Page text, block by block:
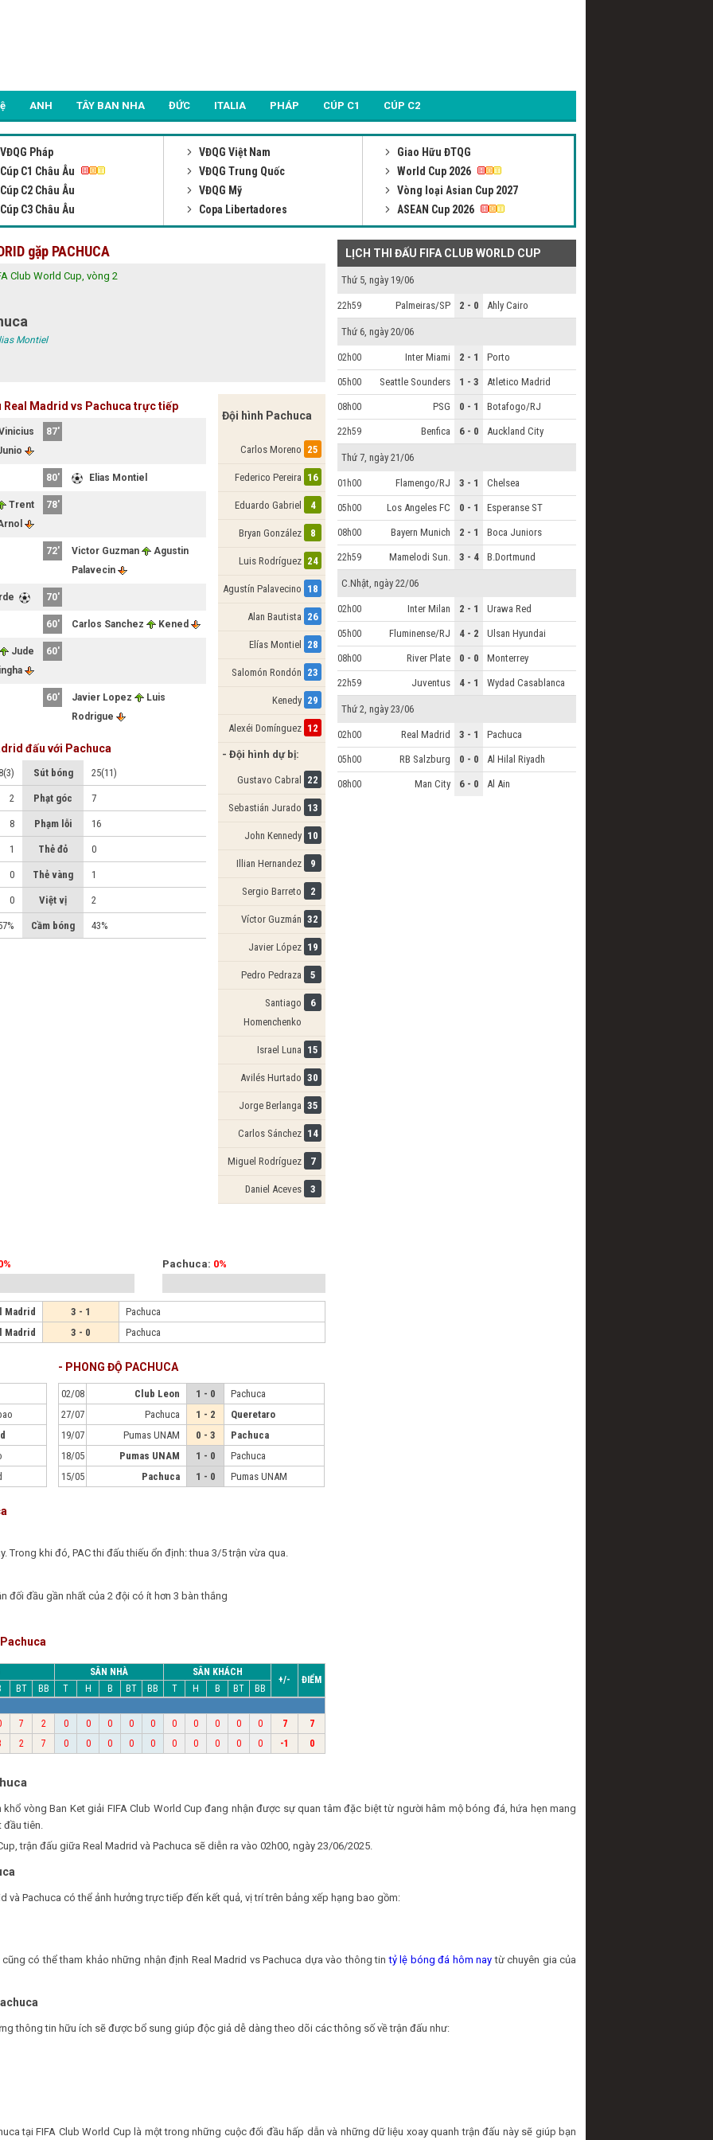
ANH TÂY BAN NHA ĐỨC ITALIA PHÁP CÚP C1 CÚP C2
VĐQG Pháp
Cúp C1 Châu Âu
Cúp C2 Châu Âu
Cúp C3 Châu Âu
VĐQG Việt Nam
VĐQG Trung Quốc
VĐQG Mỹ
Copa Libertadores
Giao Hữu ĐTQG
World Cup 2026
Vòng loại Asian Cup 2027
ASEAN Cup 2026
gặp PACHUCA
Club World Cup, vòng 2
Montiel
Real Madrid vs Pachuca trực tiếp
87'
80' Elias Montiel
Trent
78'
72' Victor Guzman
Agustin
Palavecin
70'
60' Carlos Sanchez Kened
Jude
60'
60' Javier Lopez
Luis
Rodrigue
60'
Garci 45'
45'
45'
Domingue
43'
35'
đấu với Pachuca
Sút bóng 25(11)
2 Phạt góc 7
8 Phạm lỗi 16
1 Thẻ đỏ 0
0 Thẻ vàng 1
0 Việt vị 2
Cầm bóng 43%
Đội hình Pachuca
25
Carlos Moreno
16
Federico Pereira
4
Eduardo Gabriel
8
Bryan González
24
Luis Rodríguez
18
Agustín Palavecino
26
Alan Bautista
28
Elías Montiel
23
Salomón Rondón
29
Kenedy
12
Alexéi Domínguez
- Đội hình dự bị:
22
Gustavo Cabral
13
Sebastián Jurado
10
John Kennedy
9
Illian Hernandez
2
Sergio Barreto
32
Víctor Guzmán
19
Javier López
5
Pedro Pedraza
6
Santiago
Homenchenko
15
Israel Luna
30
Avilés Hurtado
35
Jorge Berlanga
14
Carlos Sánchez
7
Miguel Rodríguez
3
Daniel Aceves
Pachuca: 0%
Madrid 3 - 1
Pachuca
Madrid 3 - 0 Pachuca
- PHONG ĐỘ PACHUCA
02/08 Club Leon 1 - 0
Pachuca
27/07
Pachuca 1 - 2
Queretaro
19/07
Pumas UNAM 0 - 3
Pachuca
18/05
Pumas UNAM 1 - 0
Pachuca
15/05
Pachuca 1 - 0 Pumas UNAM
Trong khi đó, PAC thi đấu thiếu ổn định: thua 3/5 trận vừa qua.
đối đầu gần nhất của 2 đội có ít hơn 3 bàn thắng
SÂN NHÀ SÂN KHÁCH
+/- ĐIỂM
BT BB T H B BT BB T H B BT
BB
7 2 0 0 0 0 0 0 0 0 0 0 7
7
2 7 0 0 0 0 0 0 0 0 0 0 -1 0
LỊCH THI ĐẤU FIFA CLUB WORLD CUP
Thứ 5, ngày 19/06
22h59 Palmeiras/SP 2 - 0 Ahly Cairo
Thứ 6, ngày 20/06
02h00 Inter Miami 2 - 1 Porto
05h00 Seattle Sounders 1 - 3 Atletico Madrid
08h00 PSG 0 - 1 Botafogo/RJ
22h59 Benfica 6 - 0 Auckland City
Thứ 7, ngày 21/06
01h00 Flamengo/RJ 3 - 1 Chelsea
05h00 Los Angeles FC 0 - 1 Esperanse ST
08h00 Bayern Munich 2 - 1 Boca Juniors
22h59 Mamelodi Sun. 3 - 4 B.Dortmund
C.Nhật, ngày 22/06
02h00 Inter Milan 2 - 1 Urawa Red
05h00 Fluminense/RJ 4 - 2 Ulsan Hyundai
08h00 River Plate 0 - 0 Monterrey
22h59 Juventus 4 - 1 Wydad Casablanca
Thứ 2, ngày 23/06
02h00 Real Madrid 3 - 1 Pachuca
05h00 RB Salzburg 0 - 0 Al Hilal Riyadh
08h00 Man City 6 - 0 Al Ain
vòng Ban Ket giải FIFA Club World Cup đang nhận được sự quan tâm đặc biệt từ người hâm mộ bóng đá, hứa hẹn mang
tiên.
trận đấu giữa Real Madrid và Pachuca sẽ diễn ra vào 02h00, ngày 23/06/2025.
và Pachuca có thể ảnh hưởng trực tiếp đến kết quả, vị trí trên bảng xếp hạng bao gồm:
có thể tham khảo những nhận định Real Madrid vs Pachuca dựa vào thông tintỷ lệ bóng đá hôm nay từ chuyên gia của
thông tin hữu ích sẽ được bổ sung giúp độc giả dễ dàng theo dõi các thông số về trận đấu như:
tại FIFA Club World Cup là một trong những cuộc đối đầu hấp dẫn và những dữ liệu xoay quanh trận đấu này sẽ giúp bạn